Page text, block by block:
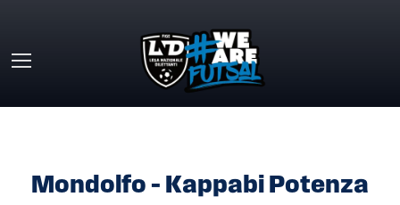
Mondolfo – Kappabi Potenza